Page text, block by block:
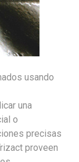
usando
una
o
precisas
proveen